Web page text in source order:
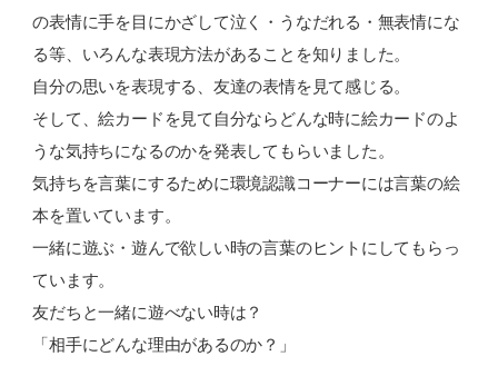
の表情に手を目にかざして泣く・うなだれる・無表情にな
る等、いろんな表現方法があることを知りました。
自分の思いを表現する、友達の表情を見て感じる。
そして、絵カードを見て自分ならどんな時に絵カードのよ
うな気持ちになるのかを発表してもらいました。
気持ちを言葉にするために環境認識コーナーには言葉の絵
本を置いています。
一緒に遊ぶ・遊んで欲しい時の言葉のヒントにしてもらっ
ています。
友だちと一緒に遊べない時は？
「相手にどんな理由があるのか？」